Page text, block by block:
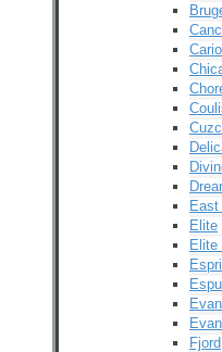
Elite
Elite
Fjord